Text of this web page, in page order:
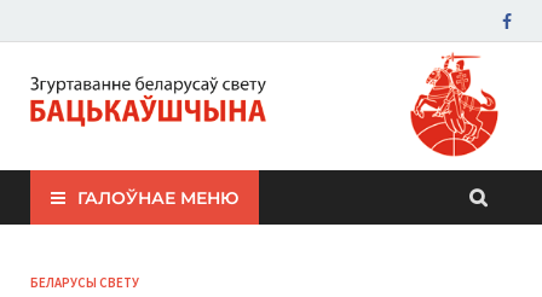
ЗБС "Бацькаўшчына"
ГАЛОЎНАЕ МЕНЮ
БЕЛАРУСЫ СВЕТУ